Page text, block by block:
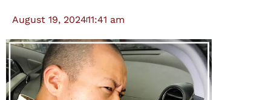
August 19, 202411:41 am